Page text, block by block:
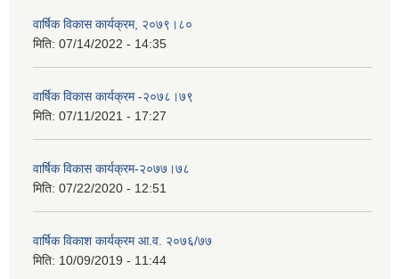
वार्षिक विकास कार्यक्रम, २०७९।८०
मिति: 07/14/2022 - 14:35
वार्षिक विकास कार्यक्रम -२०७८।७९
मिति: 07/11/2021 - 17:27
वार्षिक विकास कार्यक्रम-२०७७।७८
मिति: 07/22/2020 - 12:51
वार्षिक विकाश कार्यक्रम आ.व. २०७६/७७
मिति: 10/09/2019 - 11:44